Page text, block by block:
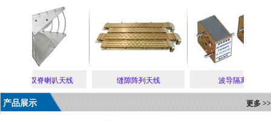
超宽带双脊喇叭天线 缝隙阵列天线 波导隔离器
产品展示 更多 >>